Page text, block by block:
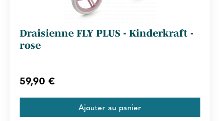
Draisienne FLY PLUS - Kinderkraft -
rose
59,90 €